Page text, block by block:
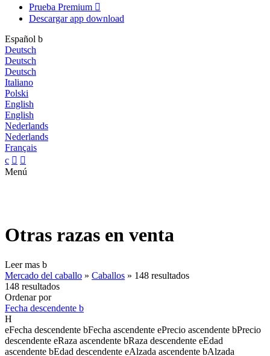
Prueba Premium 
Descargar app download
Español b
Deutsch
Deutsch
Deutsch
Italiano
Polski
English
English
Nederlands
Nederlands
Français
c  
Menú
Otras razas en venta
Leer mas b
Mercado del caballo » Caballos » 148 resultados
148 resultados
Ordenar por
Fecha descendente b
H
eFecha descendente bFecha ascendente ePrecio ascendente bPrecio
descendente eRaza ascendente bRaza descendente eEdad
ascendente bEdad descendente eAlzada ascendente bAlzada